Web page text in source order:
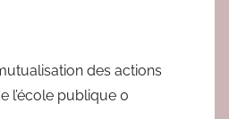
des actions
l’école publique 0